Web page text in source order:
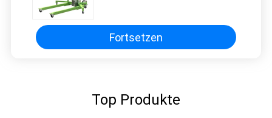
Fortsetzen
Top Produkte